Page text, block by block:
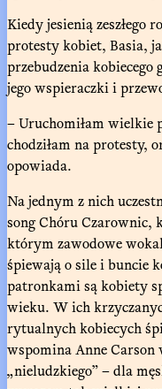
Kiedy jesienią zeszłego
protesty kobiet, Basia,
przebudzenia kobiecego
jego wspieraczki i
– Uruchomiłam wielkie
chodziłam na protesty,
opowiada.
Na jednym z nich
song Chóru Czarownic,
którym zawodowe
śpiewają o sile i buncie
patronkami są kobiety
wieku. W ich
rytualnych kobiecych
wspomina Anne Carson
„nieludzkiego” – dla